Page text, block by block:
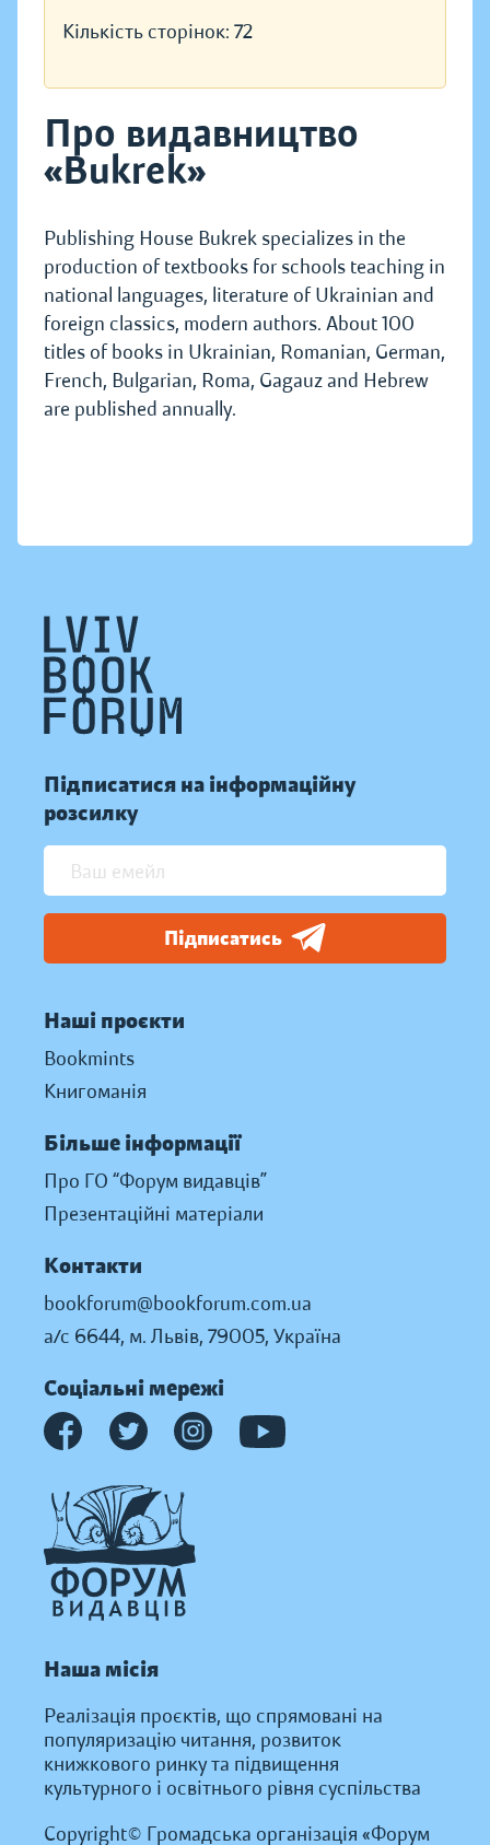
Кількість сторінок: 72
Про видавництво
«Bukrek»
Publishing House Bukrek specializes in the
production of textbooks for schools teaching in
national languages, literature of Ukrainian and
foreign classics, modern authors. About 100
titles of books in Ukrainian, Romanian, German,
French, Bulgarian, Roma, Gagauz and Hebrew
are published annually.
Підписатися на інформаційну
розсилку
Підписатись
Наші проєкти
Bookmints
Книгоманія
Більше інформації
Про ГО “Форум видавців”
Презентаційні матеріали
Контакти
bookforum@bookforum.com.ua
а/с 6644, м. Львів, 79005, Україна
Соціальні мережі
Наша місія
Реалізація проєктів, що спрямовані на
популяризацію читання, розвиток
книжкового ринку та підвищення
культурного і освітнього рівня суспільства
Copyright© Громадська організація «Форум